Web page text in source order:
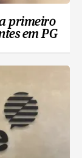
primeiro
em PG